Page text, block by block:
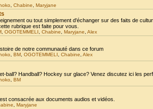
Chabine Maryjane
ou tout simplement d'échanger sur des faits de
rubrique est faite pour vous.
OGOTEMMELI Chabine Maryjane Alex
de notre communauté dans ce forum
BM OGOTEMMELI Chabine Alex
ball? Handball? Hockey sur glace? Venez discutez ici les
BM
consacrée aux documents audios et vidéos.
Maryjane